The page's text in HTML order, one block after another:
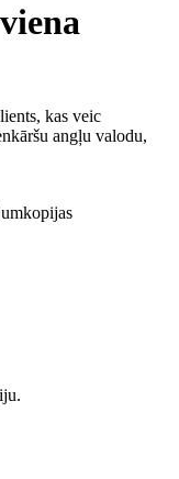
kas veic
angļu valodu,